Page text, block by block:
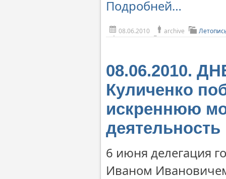
Подробней…
08.06.2010 archive
08.06.2010.
Куличенко
искреннюю
деятельность
6 июня делегация
Иваном